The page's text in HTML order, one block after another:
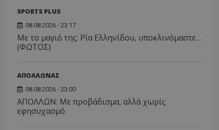
SPORTS PLUS
08.08.2026 - 23:17
Με το μαγιό της: Ρία Ελληνίδου, υποκλινόμαστε…
(ΦΩΤΟΣ)
ΑΠΟΛΛΩΝΑΣ
08.08.2026 - 23:00
ΑΠΟΛΛΩΝ: Με προβάδισμα, αλλά χωρίς
εφησυχασμό